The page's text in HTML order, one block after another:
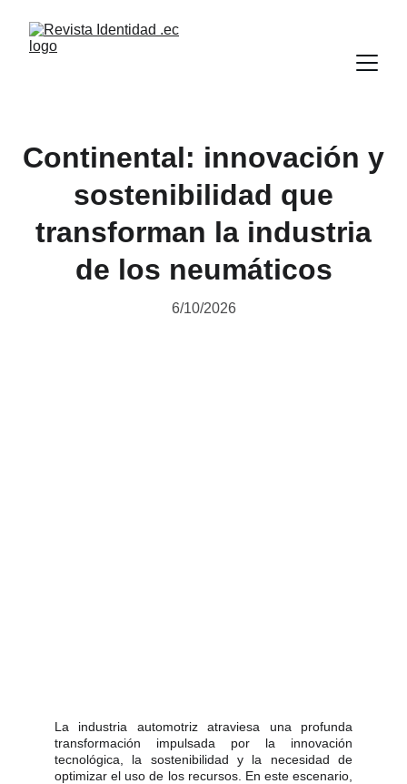
Continental: innovación y
sostenibilidad que
transforman la industria
de los neumáticos
6/10/2026
La industria automotriz atraviesa una profunda
transformación impulsada por la innovación
tecnológica, la sostenibilidad y la necesidad de
optimizar el uso de los recursos. En este escenario,